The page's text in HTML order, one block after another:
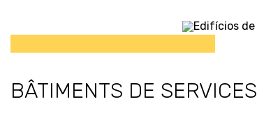
BÂTIMENTS DE SERVICES